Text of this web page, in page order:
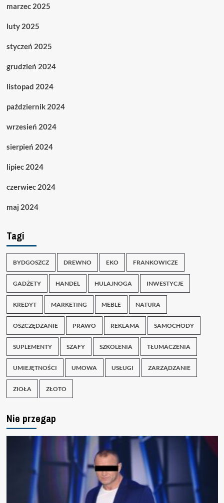
marzec 2025
luty 2025
styczeń 2025
grudzień 2024
listopad 2024
październik 2024
wrzesień 2024
sierpień 2024
lipiec 2024
czerwiec 2024
maj 2024
Tagi
BYDGOSZCZ DREWNO EKO FRANKOWICZE
GADŻETY HANDEL HULAJNOGA INWESTYCJE
KREDYT MARKETING MEBLE NATURA
OSZCZĘDZANIE PRAWO REKLAMA SAMOCHODY
SUPLEMENTY SZAFY SZKOLENIA TŁUMACZENIA
UMIEJĘTNOŚCI UMOWA USŁUGI ZARZĄDZANIE
ZIOŁA ZŁOTO
Nie przegap